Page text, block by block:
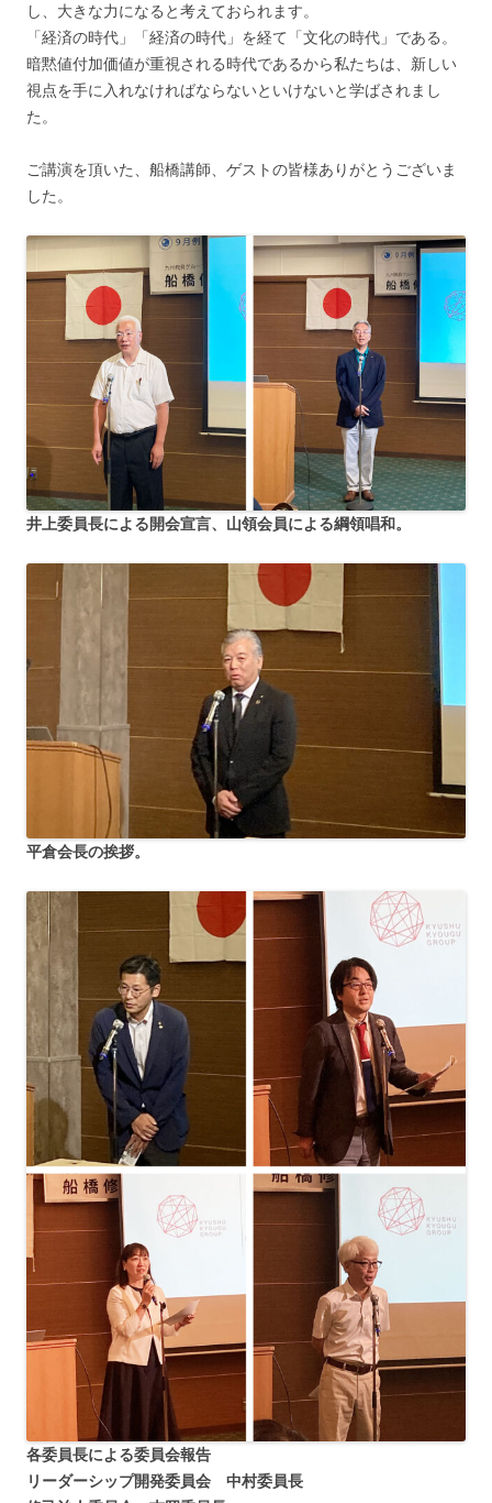
し、大きな力になると考えておられます。
「経済の時代」「経済の時代」を経て「文化の時代」である。
暗黙値付加価値が重視される時代であるから私たちは、新しい
視点を手に入れなければならないといけないと学ばされまし
た。
ご講演を頂いた、船橋講師、ゲストの皆様ありがとうございま
した。
井上委員長による開会宣言、山領会員による綱領唱和。
平倉会長の挨拶。
各委員長による委員会報告
リーダーシップ開発委員会 中村委員長